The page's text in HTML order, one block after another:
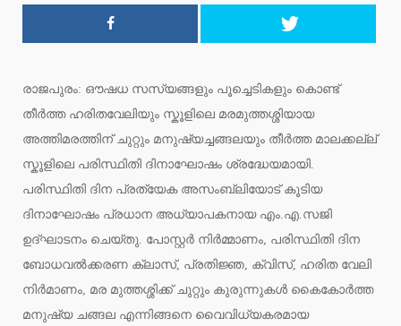
രാജപുരം: ഔഷധ സസ്യങ്ങളും പൂച്ചെടികളും കൊണ്ട്
തീർത്ത ഹരിതവേലിയും സ്കൂളിലെ മരമുത്തശ്ശിയായ
അത്തിമരത്തിന് ചുറ്റും മനുഷ്യച്ചങ്ങലയും തീർത്ത മാലക്കല്ല്
സ്കൂളിലെ പരിസ്ഥിതി ദിനാഘോഷം ശ്രദ്ധേയമായി.
പരിസ്ഥിതി ദിന പ്രത്യേക അസംബ്ലിയോട് കൂടിയ
ദിനാഘോഷം പ്രധാന അധ്യാപകനായ എം.എ.സജി
ഉദ്ഘാടനം ചെയ്തു. പോസ്റ്റർ നിർമ്മാണം, പരിസ്ഥിതി ദിന
ബോധവൽക്കരണ ക്ലാസ്, പ്രതിജ്ഞ, ക്വിസ്, ഹരിത വേലി
നിർമാണം, മര മുത്തശ്ശിക്ക് ചുറ്റും കുരുന്നുകൾ കൈകോർത്ത
മനുഷ്യ ചങ്ങല എന്നിങ്ങനെ വൈവിധ്യകരമായ